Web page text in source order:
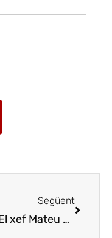
Següent
[:ca]El xef Mateu Blanch promociona la cuina de Lleida al Parador del Roser[:es]El chef Mateu Blanch promociona la cocina de Lleida en el Parador del Roser[:]